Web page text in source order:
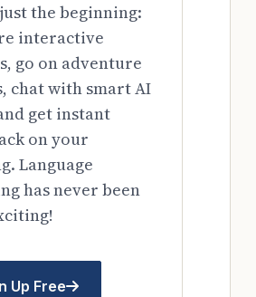
the beginning:
interactive
go on adventure
chat with smart AI
get instant
on your
Language
has never been
Up Free